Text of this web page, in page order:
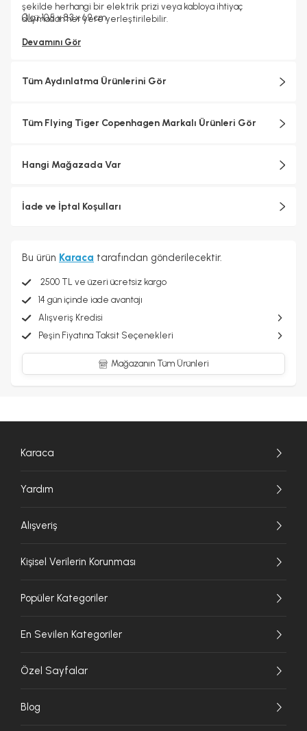
şekilde herhangi bir elektrik prizi veya kabloya ihtiyaç
duymadan her yere yerleştirilebilir.
Ölçü: 10.5 x 8.3 x 6.9 cm
Devamını Gör
Tüm Aydınlatma Ürünlerini Gör
Tüm Flying Tiger Copenhagen Markalı Ürünleri Gör
Hangi Mağazada Var
İade ve İptal Koşulları
Bu ürün Karaca tarafından gönderilecektir.
2500 TL ve üzeri ücretsiz kargo
14 gün içinde iade avantajı
Alışveriş Kredisi
Peşin Fiyatına Taksit Seçenekleri
Mağazanın Tüm Ürünleri
Karaca
Yardım
Alışveriş
Kişisel Verilerin Korunması
Popüler Kategoriler
En Sevilen Kategoriler
Özel Sayfalar
Blog